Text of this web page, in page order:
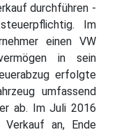
durchführen -
Im
einen VW
in sein
erfolgte
umfassend
ab. Im Juli 2016
an, Ende